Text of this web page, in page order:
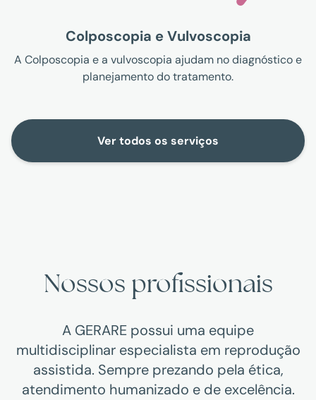
Colposcopia e Vulvoscopia
A Colposcopia e a vulvoscopia ajudam no diagnóstico e
planejamento do tratamento.
Ver todos os serviços
Nossos profissionais
A GERARE possui uma equipe
multidisciplinar especialista em reprodução
assistida. Sempre prezando pela ética,
atendimento humanizado e de excelência.